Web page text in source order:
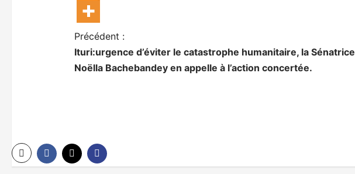
N
a
a
t
Précédent :
Ituri:urgence d’éviter le catastrophe humanitaire, la Sénatrice
Noëlla Bachebandey en appelle à l’action concertée.